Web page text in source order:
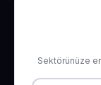
Sektörünüze